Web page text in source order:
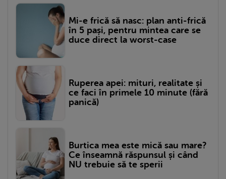
Mi-e frică să nasc: plan anti-frică
în 5 pași, pentru mintea care se
duce direct la worst-case
Ruperea apei: mituri, realitate și
ce faci în primele 10 minute (fără
panică)
Burtica mea este mică sau mare?
Ce înseamnă răspunsul și când
NU trebuie să te sperii